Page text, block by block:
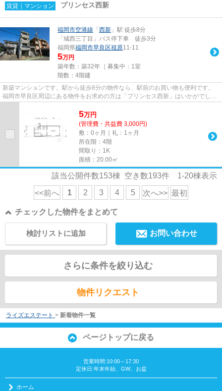
賃貸｜マンション プリンセス西新
福岡市空港線 「 西新 」駅 徒歩8分
「城西三丁目」バス停下車 徒歩3分
福岡県福岡市早良区祖原11-11
5万円
築年数：築32年 ｜募集中： 1室
階数：4階建
新築マンションです。駅から徒歩8分の物件なら、駅前のお買い物も便利です。
福岡市早良区周辺にある物件をお求めの方は「プリンセス西新」はいかがでしょ
5万円
(管理費・共益費 3,000円)
敷：0ヶ月｜礼：1ヶ月
所在階：4階
間取り：1K
面積：20.00㎡
該当公開件数153棟 空き数193件 1-20棟表示
<<前へ 1 2 3 4 5 次へ>> 最初
チェックした物件をまとめて
お問い合わせ
検討リストに追加
さらに条件を絞り込む
物件リクエスト
ライズエステート > 新着物件一覧
ページトップに戻る
営業時間:10:00～17:30
定休日:年末年始、GW、お盆
ホーム